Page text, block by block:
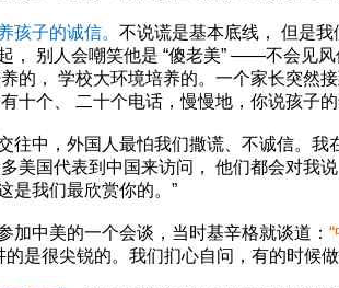
孩子的诚信。 不说谎是基本底线， 但是
， 别人会嘲笑他是 “傻老美” ——不会见
的， 学校大环境培养的。一个家长突然
十个、 二十个电话，慢慢地，你说孩子
中，外国人最怕我们撒谎、不诚信。我
美国代表到中国来访问， 他们都会对我
是我们最欣赏你的。”
中美的一个会谈，当时基辛格就谈道：
的是很尖锐的。我们扪心自问，有的时候